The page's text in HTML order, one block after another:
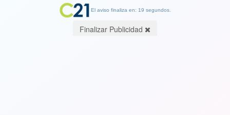
El aviso finaliza en: 19 segundos.
Finalizar Publicidad